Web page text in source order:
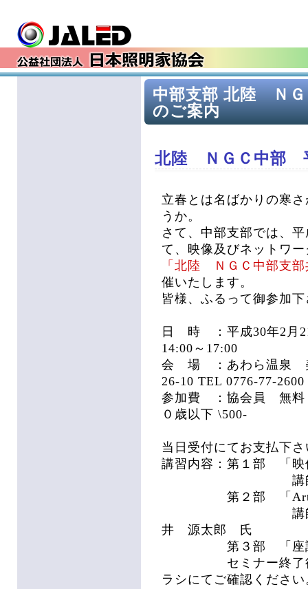
中部支部 北陸 Ｎ
のご案内
北陸 ＮＧＣ中部
立春とは名ばかりの寒
うか。
さて、中部支部では、
て、映像及びネットワ
「北陸 ＮＧＣ中部支
催いたします。
皆様、ふるって御参加
日 時 ：平成30年2月
14:00～17:00
会 場 ：あわら温泉
26-10 TEL 0776-77-2600
参加費 ：協会員 無料
０歳以下 \500-
当日受付にてお支払下
講習内容：第１部 「映
講師 株式会
第２部 「ArtNet、
講師 ウシオラ
井 源太郎 氏
第３部 「座談
セミナー終了後 懇
ラシにてご確認ください